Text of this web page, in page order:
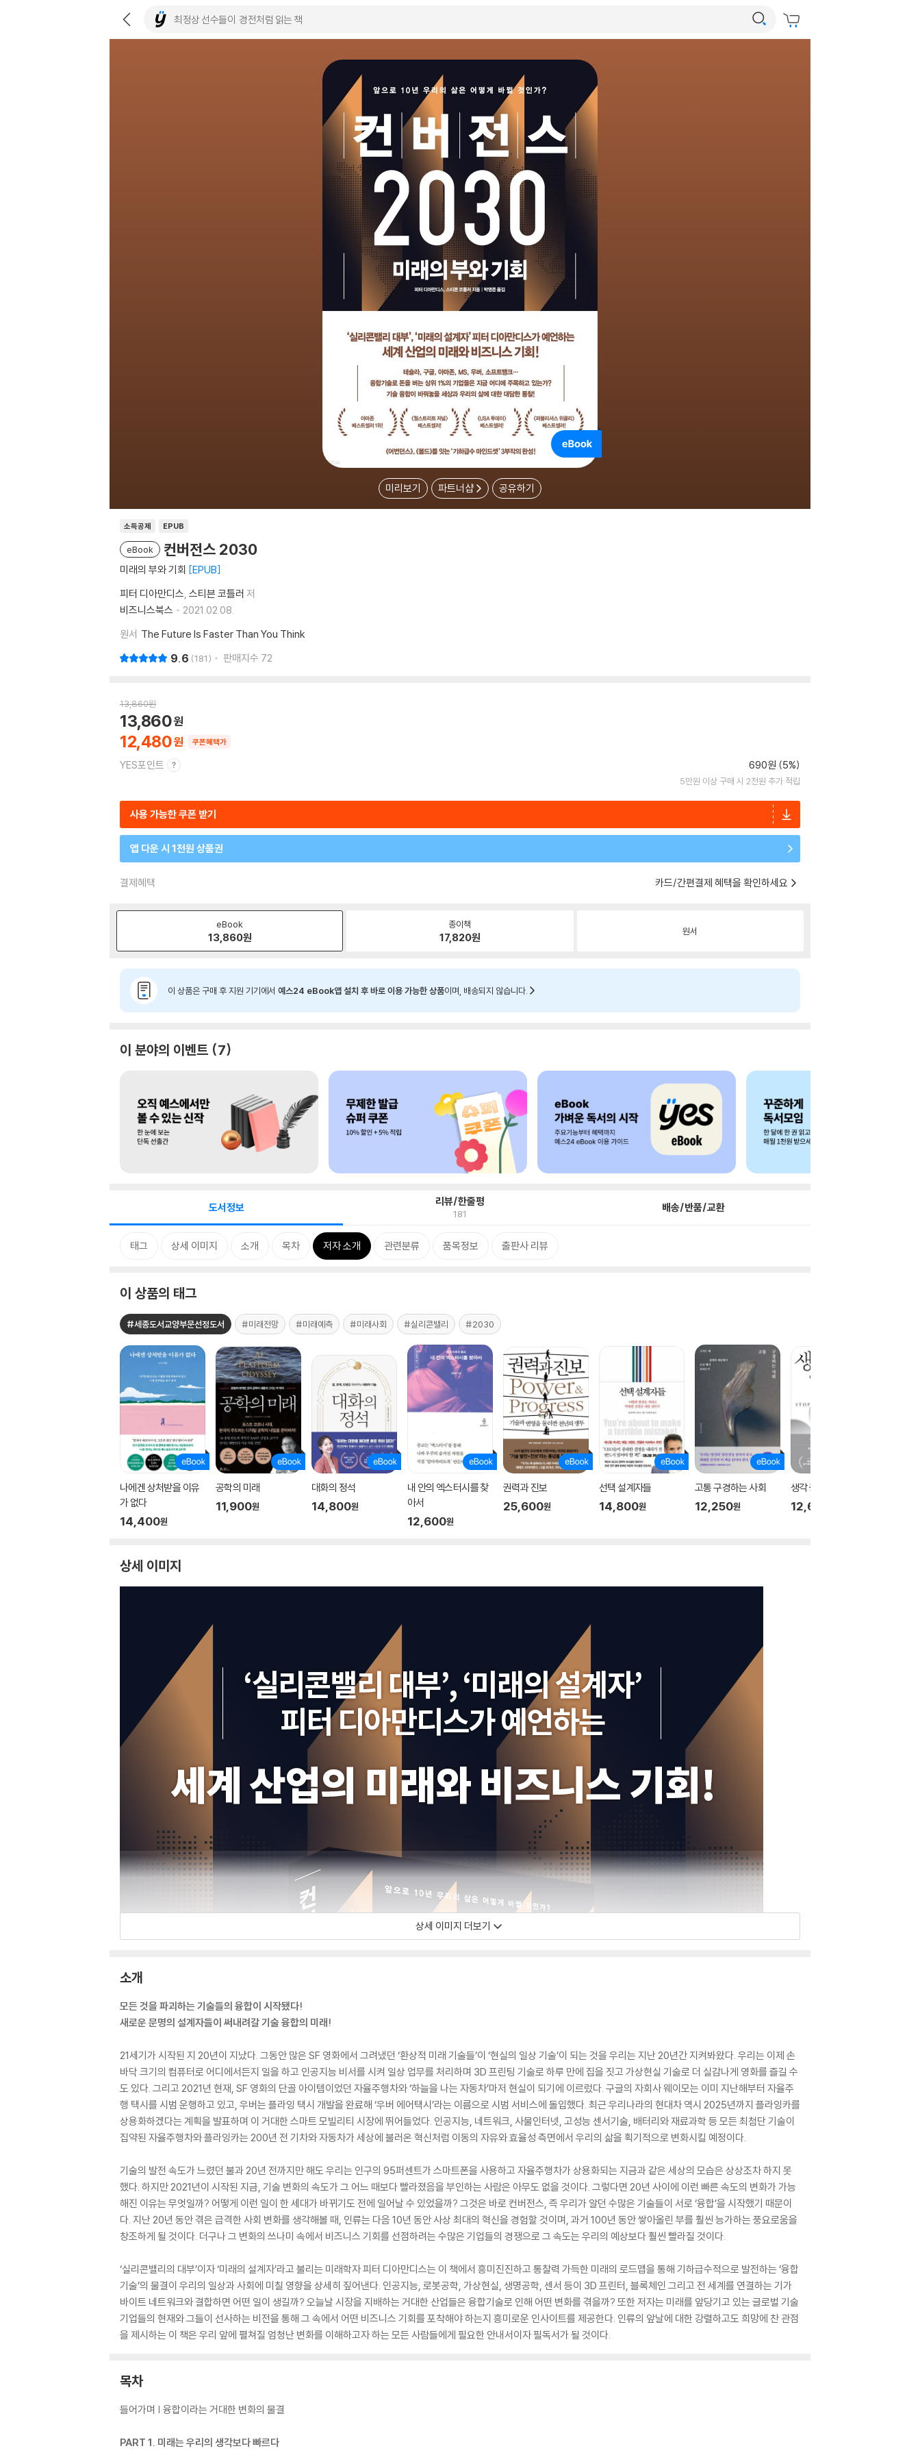
미리보기 파트너샵 공유하기
소득공제 EPUB
eBook 컨버전스 2030
미래의 부와 기회 EPUB
피터 디아만디스 스티븐 코틀러 저
비즈니스북스
2021.02.08.
원서 The Future Is Faster Than You Think
9.6 181 판매지수 72
13,860원
12,480
13,860
쿠폰혜택가
YES포인트 690원 (5%)
5만원 이상 구매 시 2천원 추가 적립
사용 가능한 쿠폰 받기
앱 다운 시 1천원 상품권
결제혜택 카드/간편결제 혜택을 확인하세요
eBook
13,860원
종이책
17,820원 원서
이 상품은 구매 후 지원 기기에서 예스24 eBook앱 설치 후 바로 이용 가능한 상품이며, 배송되지 않습니다.
이 분야의 이벤트 7
도서정보 리뷰/한줄평
181 배송/반품/교환
태그 상세 이미지 소개 목차 저자 소개 관련분류 품목정보 출판사 리뷰
이 상품의 태그
#세종도서교양부문선정도서 #미래전망 #미래예측 #미래사회 #실리콘밸리 #2030
나에겐 상처받을 이유
가 없다
14,400원
공학의 미래
11,900원
대화의 정석
14,800원
내 안의 엑스터시를 찾
아서
12,600원
권력과 진보
25,600원
선택 설계자들
14,800원
고통 구경하는 사회
12,250원
생각 중독
12,600
상세 이미지
상세 이미지 더보기
소개
모든 것을 파괴하는 기술들의 융합이 시작됐다!
새로운 문명의 설계자들이 써내려갈 기술 융합의 미래!
21세기가 시작된 지 20년이 지났다. 그동안 많은 SF 영화에서 그려냈던 ‘환상적 미래 기술들’이 ‘현실의 일상 기술’이 되는 것을 우리는 지난 20년간 지켜봐왔다. 우리는 이제 손
바닥 크기의 컴퓨터로 어디에서든지 일을 하고 인공지능 비서를 시켜 일상 업무를 처리하며 3D 프린팅 기술로 하루 만에 집을 짓고 가상현실 기술로 더 실감나게 영화를 즐길 수
도 있다. 그리고 2021년 현재, SF 영화의 단골 아이템이었던 자율주행차와 ‘하늘을 나는 자동차’마저 현실이 되기에 이르렀다. 구글의 자회사 웨이모는 이미 지난해부터 자율주
행 택시를 시범 운행하고 있고, 우버는 플라잉 택시 개발을 완료해 ‘우버 에어택시’라는 이름으로 시범 서비스에 돌입했다. 최근 우리나라의 현대차 역시 2025년까지 플라잉카를
상용화하겠다는 계획을 발표하며 이 거대한 스마트 모빌리티 시장에 뛰어들었다. 인공지능, 네트워크, 사물인터넷, 고성능 센서기술, 배터리와 재료과학 등 모든 최첨단 기술이
집약된 자율주행차와 플라잉카는 200년 전 기차와 자동차가 세상에 불러온 혁신처럼 이동의 자유와 효율성 측면에서 우리의 삶을 획기적으로 변화시킬 예정이다.
기술의 발전 속도가 느렸던 불과 20년 전까지만 해도 우리는 인구의 95퍼센트가 스마트폰을 사용하고 자율주행차가 상용화되는 지금과 같은 세상의 모습은 상상조차 하지 못
했다. 하지만 2021년이 시작된 지금, 기술 변화의 속도가 그 어느 때보다 빨라졌음을 부인하는 사람은 아무도 없을 것이다. 그렇다면 20년 사이에 이런 빠른 속도의 변화가 가능
해진 이유는 무엇일까? 어떻게 이런 일이 한 세대가 바뀌기도 전에 일어날 수 있었을까? 그것은 바로 컨버전스, 즉 우리가 알던 수많은 기술들이 서로 ‘융합’을 시작했기 때문이
다. 지난 20년 동안 겪은 급격한 사회 변화를 생각해볼 때, 인류는 다음 10년 동안 사상 최대의 혁신을 경험할 것이며, 과거 100년 동안 쌓아올린 부를 훨씬 능가하는 풍요로움을
창조하게 될 것이다. 더구나 그 변화의 쓰나미 속에서 비즈니스 기회를 선점하려는 수많은 기업들의 경쟁으로 그 속도는 우리의 예상보다 훨씬 빨라질 것이다.
‘실리콘밸리의 대부’이자 ‘미래의 설계자’라고 불리는 미래학자 피터 디아만디스는 이 책에서 흥미진진하고 통찰력 가득한 미래의 로드맵을 통해 기하급수적으로 발전하는 ‘융합
기술’의 물결이 우리의 일상과 사회에 미칠 영향을 상세히 짚어낸다. 인공지능, 로봇공학, 가상현실, 생명공학, 센서 등이 3D 프린터, 블록체인 그리고 전 세계를 연결하는 기가
바이트 네트워크와 결합하면 어떤 일이 생길까? 오늘날 시장을 지배하는 거대한 산업들은 융합기술로 인해 어떤 변화를 겪을까? 또한 저자는 미래를 앞당기고 있는 글로벌 기술
기업들의 현재와 그들이 선사하는 비전을 통해 그 속에서 어떤 비즈니스 기회를 포착해야 하는지 흥미로운 인사이트를 제공한다. 인류의 앞날에 대한 강렬하고도 희망에 찬 관점
을 제시하는 이 책은 우리 앞에 펼쳐질 엄청난 변화를 이해하고자 하는 모든 사람들에게 필요한 안내서이자 필독서가 될 것이다.
목차
들어가며 | 융합이라는 거대한 변화의 물결
PART 1. 미래는 우리의 생각보다 빠르다